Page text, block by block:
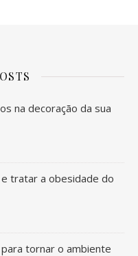
na decoração da sua
tratar a obesidade do
tornar o ambiente